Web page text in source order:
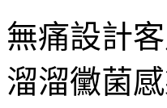
無痛設計
溜溜黴菌